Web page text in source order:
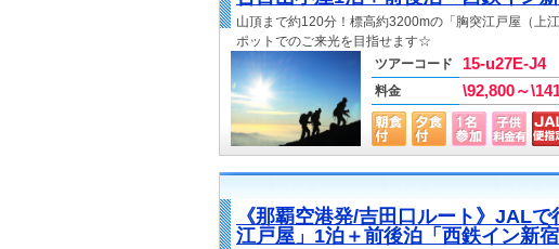
山頂まで約120分！標高約3200mの「胸突江戸屋（上
ポットでのご来光を目指せます☆
ツアーコード
15-u27E-J4
料金
\92,800～
《那覇空港発/吉田口ルート》JAL
江戸屋」1泊＋前後泊「西鉄イン新